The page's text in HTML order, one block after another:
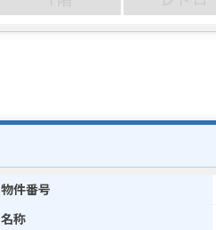
物件番号
名称